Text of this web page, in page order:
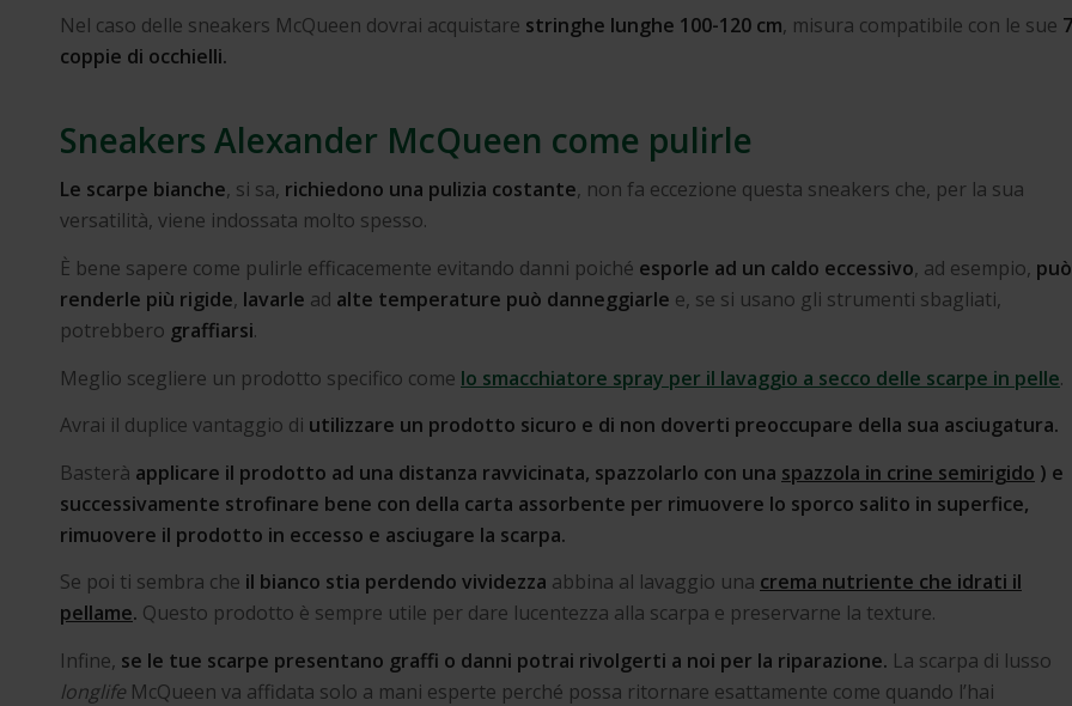
Nel caso delle sneakers McQueen dovrai acquistare stringhe lunghe 100-120 cm, misura compatibile con le sue 7
coppie di occhielli.
Sneakers Alexander McQueen come pulirle
Le scarpe bianche, si sa, richiedono una pulizia costante, non fa eccezione questa sneakers che, per la sua
versatilità, viene indossata molto spesso.
È bene sapere come pulirle efficacemente evitando danni poiché esporle ad un caldo eccessivo, ad esempio, può
renderle più rigide, lavarle ad alte temperature può danneggiarle e, se si usano gli strumenti sbagliati,
potrebbero graffiarsi.
Meglio scegliere un prodotto specifico come lo smacchiatore spray per il lavaggio a secco delle scarpe in pelle.
Avrai il duplice vantaggio di utilizzare un prodotto sicuro e di non doverti preoccupare della sua asciugatura.
Basterà applicare il prodotto ad una distanza ravvicinata, spazzolarlo con una spazzola in crine semirigido ) e
successivamente strofinare bene con della carta assorbente per rimuovere lo sporco salito in superfice,
rimuovere il prodotto in eccesso e asciugare la scarpa.
Se poi ti sembra che il bianco stia perdendo vividezza abbina al lavaggio una crema nutriente che idrati il
pellame. Questo prodotto è sempre utile per dare lucentezza alla scarpa e preservarne la texture.
Infine, se le tue scarpe presentano graffi o danni potrai rivolgerti a noi per la riparazione. La scarpa di lusso
longlife McQueen va affidata solo a mani esperte perché possa ritornare esattamente come quando l’hai